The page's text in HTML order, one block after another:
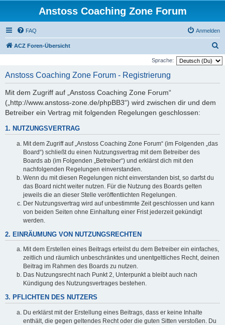
Anstoss Coaching Zone Forum
FAQ Anmelden
ACZ Foren-Übersicht
u
Sprache:
Anstoss Coaching Zone Forum - Registrierung
Mit dem Zugriff auf „Anstoss Coaching Zone Forum“
(„http://www.anstoss-zone.de/phpBB3“) wird zwischen dir und dem
Betreiber ein Vertrag mit folgenden Regelungen geschlossen:
1. NUTZUNGSVERTRAG
Mit dem Zugriff auf „Anstoss Coaching Zone Forum“ (im Folgenden „das
Board“) schließt du einen Nutzungsvertrag mit dem Betreiber des
Boards ab (im Folgenden „Betreiber“) und erklärst dich mit den
nachfolgenden Regelungen einverstanden.
Wenn du mit diesen Regelungen nicht einverstanden bist, so darfst du
das Board nicht weiter nutzen. Für die Nutzung des Boards gelten
jeweils die an dieser Stelle veröffentlichten Regelungen.
Der Nutzungsvertrag wird auf unbestimmte Zeit geschlossen und kann
von beiden Seiten ohne Einhaltung einer Frist jederzeit gekündigt
werden.
2. EINRÄUMUNG VON NUTZUNGSRECHTEN
Mit dem Erstellen eines Beitrags erteilst du dem Betreiber ein einfaches,
zeitlich und räumlich unbeschränktes und unentgeltliches Recht, deinen
Beitrag im Rahmen des Boards zu nutzen.
Das Nutzungsrecht nach Punkt 2, Unterpunkt a bleibt auch nach
Kündigung des Nutzungsvertrages bestehen.
3. PFLICHTEN DES NUTZERS
Du erklärst mit der Erstellung eines Beitrags, dass er keine Inhalte
enthält, die gegen geltendes Recht oder die guten Sitten verstoßen. Du